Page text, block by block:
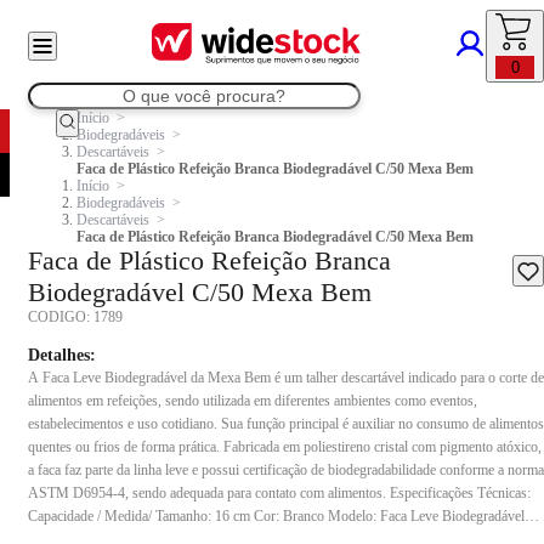
0
Início
Biodegradáveis
Descartáveis
Faca de Plástico Refeição Branca Biodegradável C/50 Mexa Bem
Início
Biodegradáveis
Descartáveis
Faca de Plástico Refeição Branca Biodegradável C/50 Mexa Bem
Faca de Plástico Refeição Branca
Biodegradável C/50 Mexa Bem
CODIGO: 1789
Detalhes:
A Faca Leve Biodegradável da Mexa Bem é um talher descartável indicado para o corte de
alimentos em refeições, sendo utilizada em diferentes ambientes como eventos,
estabelecimentos e uso cotidiano. Sua função principal é auxiliar no consumo de alimentos
quentes ou frios de forma prática. Fabricada em poliestireno cristal com pigmento atóxico,
a faca faz parte da linha leve e possui certificação de biodegradabilidade conforme a norma
ASTM D6954-4, sendo adequada para contato com alimentos. Especificações Técnicas:
Capacidade / Medida/ Tamanho: 16 cm Cor: Branco Modelo: Faca Leve Biodegradável